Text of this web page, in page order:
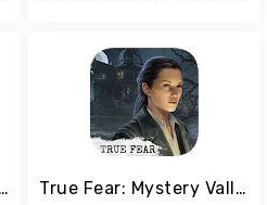
Dungeon Escape - Action RPG crawler: hack & slash! True Fear: Mystery Valley